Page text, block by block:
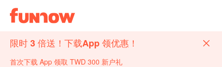
限时 3 倍送！下载App 领优惠！
首次下载 App 领取 TWD 300 新户礼